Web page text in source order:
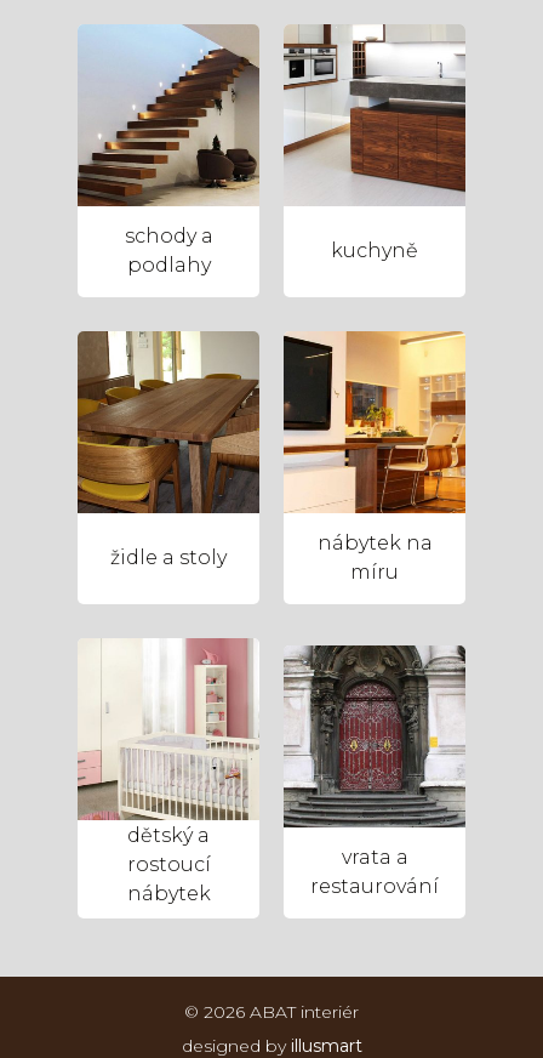
schody a
podlahy
kuchyně
židle a stoly
nábytek na
míru
dětský a
rostoucí
nábytek
vrata a
restaurování
© 2026 ABAT interiér
designed by illusmart